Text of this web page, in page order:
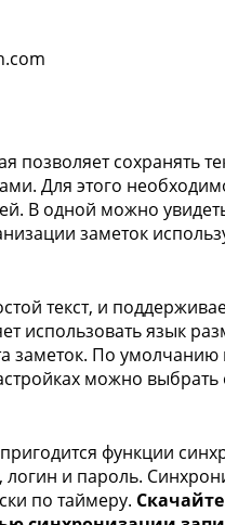
позволяет сохранять
Для этого
В одной можно
заметок
текст, и
использовать язык
заметок. По
можно
функции
логин и пароль.
по таймеру.